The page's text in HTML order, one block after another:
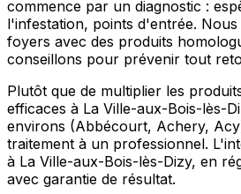
commence par un diagnostic :
l'infestation, points d'entrée.
foyers avec des produits
conseillons pour prévenir tout
Plutôt que de multiplier les
efficaces à La Ville-aux-Bois-lès-
environs (Abbécourt, Achery,
traitement à un professionnel.
à La Ville-aux-Bois-lès-Dizy, en
avec garantie de résultat.